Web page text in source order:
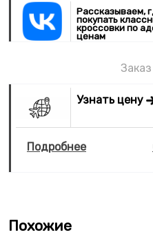
Рассказываем,
покупать
кроссовки по
ценам
Узнать цену
Подробнее
Похожие